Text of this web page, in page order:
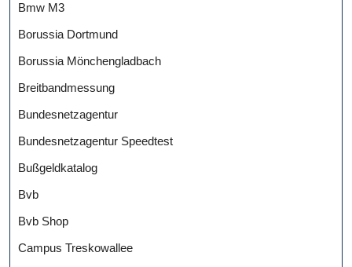
Bmw M3
Borussia Dortmund
Borussia Mönchengladbach
Breitbandmessung
Bundesnetzagentur
Bundesnetzagentur Speedtest
Bußgeldkatalog
Bvb
Bvb Shop
Campus Treskowallee